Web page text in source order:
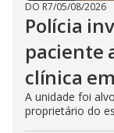
DO R7/05/08/2026
Polícia
paciente
clínica
A unidade foi
proprietário do